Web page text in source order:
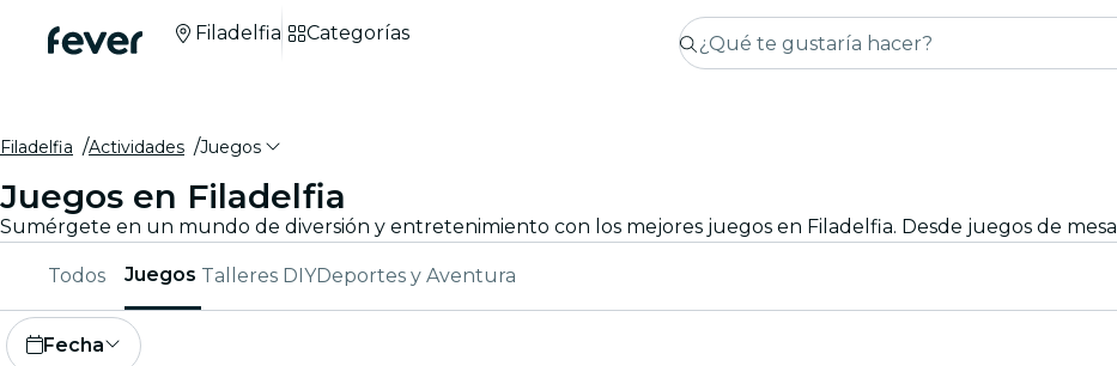
Filadelfia Categorías
Filadelfia Actividades Juegos
Juegos en Filadelfia
Todos Juegos Talleres DIYDeportes y Aventura
Fecha